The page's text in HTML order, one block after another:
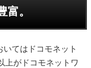
。
てはドコモネット
上がドコモネットワ